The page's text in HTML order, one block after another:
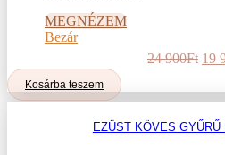
MEGNÉZEM
Bezár
24 900Ft
24
19
Kosárba teszem
EZÜST KÖVES GYŰRŰ